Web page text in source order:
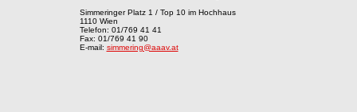
Simmeringer Platz 1 / Top 10 im Hochhaus
1110 Wien
Telefon: 01/769 41 41
Fax: 01/769 41 90
E-mail: simmering@aaav.at